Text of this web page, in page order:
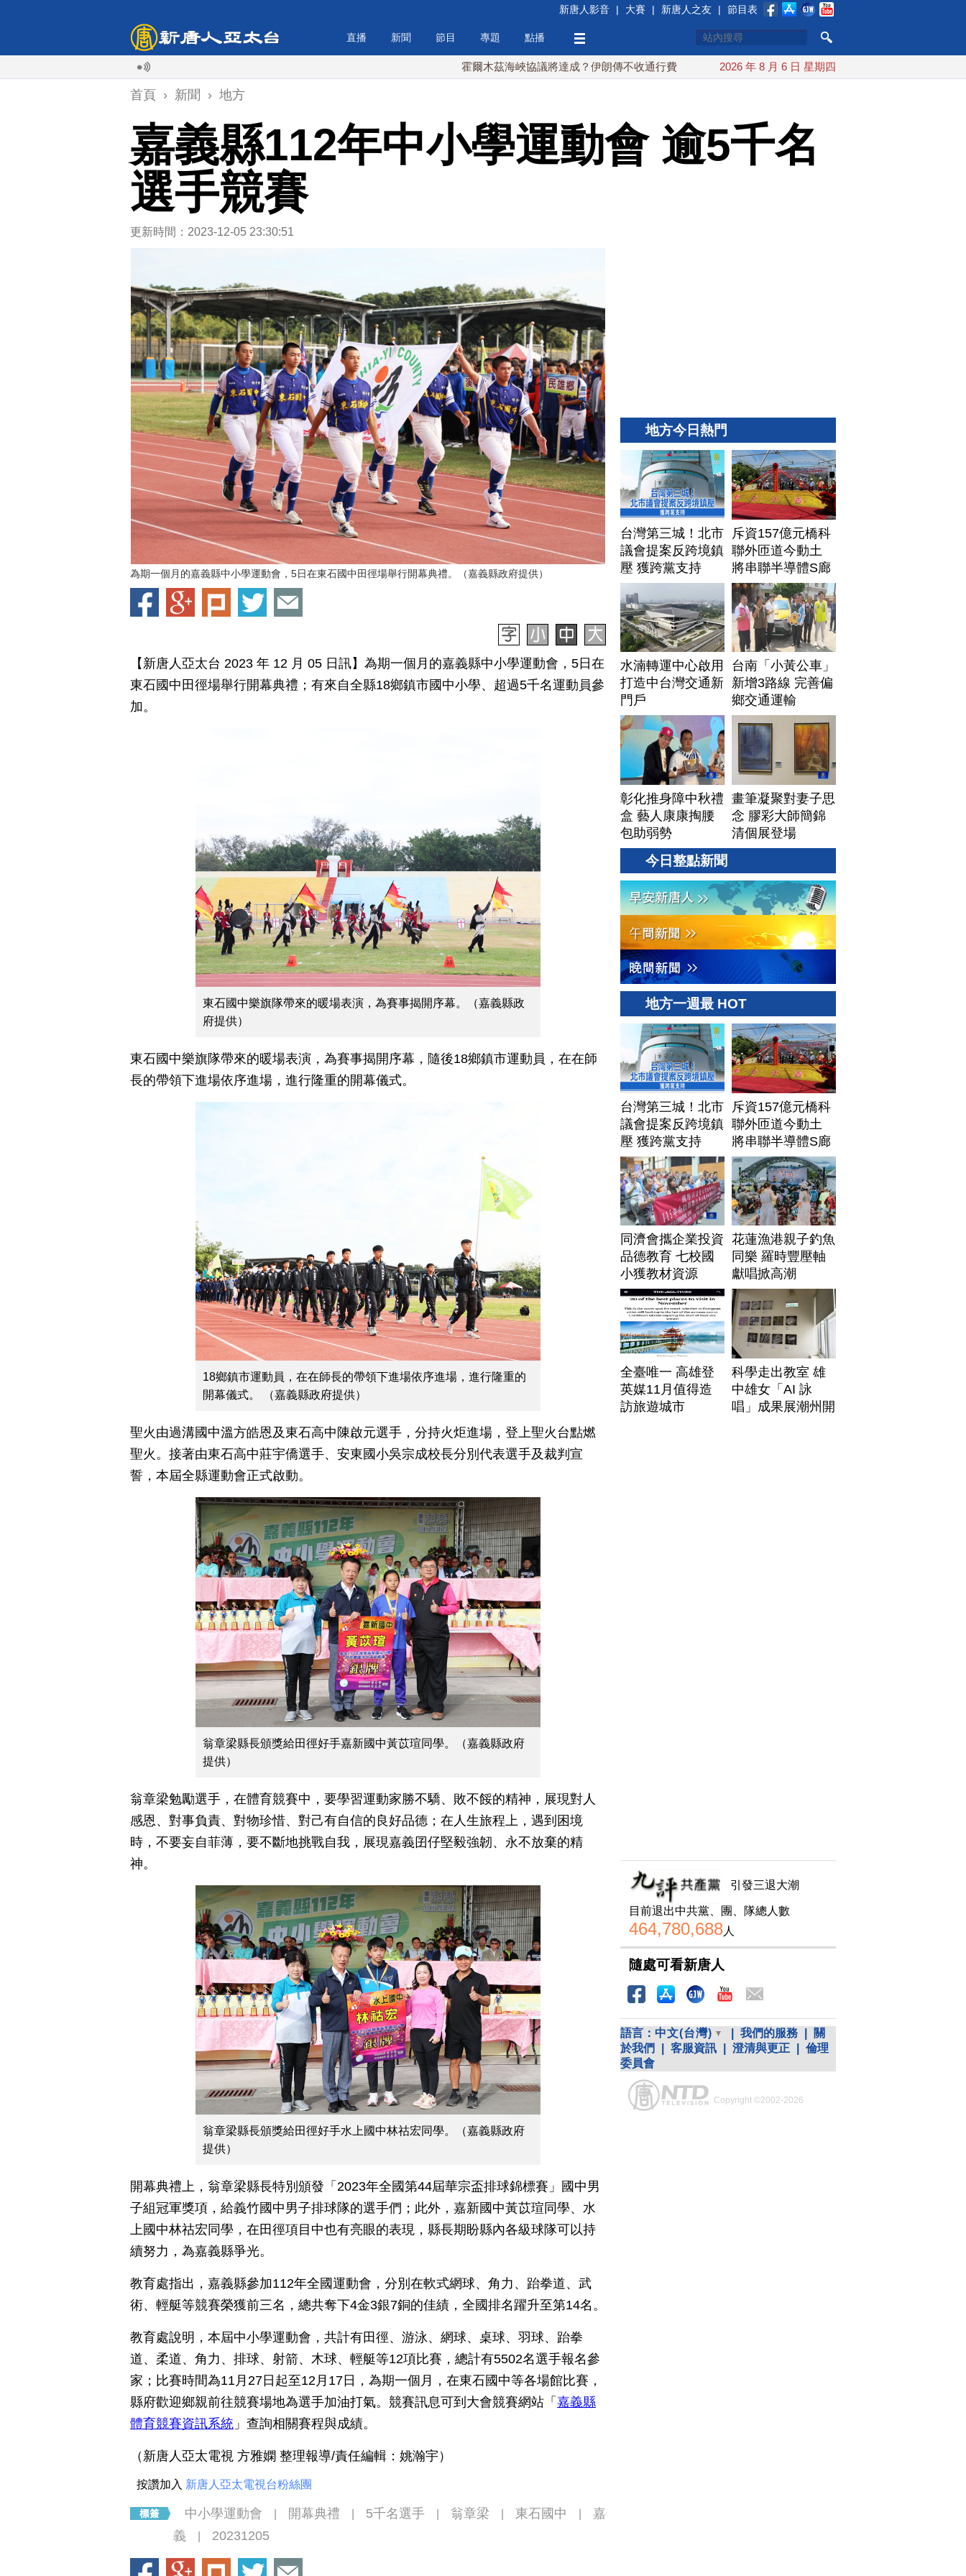
新唐人影音 | 大賽 | 新唐人之友 | 節目表
直播 新聞 節目 專題 點播
霍爾木茲海峽協議將達成？伊朗傳不收通行費 配合漢光 總統賴清德親登雲豹前進圓山指揮所
2026 年 8 月 6 日 星期四
首頁 › 新聞 › 地方
嘉義縣112年中小學運動會 逾5千名
選手競賽
更新時間：2023-12-05 23:30:51
為期一個月的嘉義縣中小學運動會，5日在東石國中田徑場舉行開幕典禮。（嘉義縣政府提供）
【新唐人亞太台 2023 年 12 月 05 日訊】為期一個月的嘉義縣中小學運動會，5日在
東石國中田徑場舉行開幕典禮；有來自全縣18鄉鎮市國中小學、超過5千名運動員參
加。
東石國中樂旗隊帶來的暖場表演，為賽事揭開序幕。（嘉義縣政
府提供）
東石國中樂旗隊帶來的暖場表演，為賽事揭開序幕，隨後18鄉鎮市運動員，在在師
長的帶領下進場依序進場，進行隆重的開幕儀式。
18鄉鎮市運動員，在在師長的帶領下進場依序進場，進行隆重的
開幕儀式。 （嘉義縣政府提供）
聖火由過溝國中溫方皓恩及東石高中陳啟元選手，分持火炬進場，登上聖火台點燃
聖火。接著由東石高中莊宇僑選手、安東國小吳宗成校長分別代表選手及裁判宣
誓，本屆全縣運動會正式啟動。
翁章梁縣長頒獎給田徑好手嘉新國中黃苡瑄同學。（嘉義縣政府
提供）
翁章梁勉勵選手，在體育競賽中，要學習運動家勝不驕、敗不餒的精神，展現對人
感恩、對事負責、對物珍惜、對己有自信的良好品德；在人生旅程上，遇到困境
時，不要妄自菲薄，要不斷地挑戰自我，展現嘉義囝仔堅毅強韌、永不放棄的精
神。
翁章梁縣長頒獎給田徑好手水上國中林祜宏同學。（嘉義縣政府
提供）
開幕典禮上，翁章梁縣長特別頒發「2023年全國第44屆華宗盃排球錦標賽」國中男
子組冠軍獎項，給義竹國中男子排球隊的選手們；此外，嘉新國中黃苡瑄同學、水
上國中林祜宏同學，在田徑項目中也有亮眼的表現，縣長期盼縣內各級球隊可以持
續努力，為嘉義縣爭光。
教育處指出，嘉義縣參加112年全國運動會，分別在軟式網球、角力、跆拳道、武
術、輕艇等競賽榮獲前三名，總共奪下4金3銀7銅的佳績，全國排名躍升至第14名。
教育處說明，本屆中小學運動會，共計有田徑、游泳、網球、桌球、羽球、跆拳
道、柔道、角力、排球、射箭、木球、輕艇等12項比賽，總計有5502名選手報名參
家；比賽時間為11月27日起至12月17日，為期一個月，在東石國中等各場館比賽，
縣府歡迎鄉親前往競賽場地為選手加油打氣。競賽訊息可到大會競賽網站「 嘉義縣
體育競賽資訊系統 」查詢相關賽程與成績。
（新唐人亞太電視 方雅嫻 整理報導/責任編輯：姚瀚宇）
按讚加入 新唐人亞太電視台粉絲團
中小學運動會 開幕典禮 5千名選手 翁章梁 東石國中
嘉
義
20231205
地方今日熱門
台灣第三城！北市
議會提案反跨境鎮
壓 獲跨黨支持
斥資157億元橋科
聯外匝道今動土
將串聯半導體S廊
帶
水湳轉運中心啟用
打造中台灣交通新
門戶
台南「小黃公車」
新增3路線 完善偏
鄉交通運輸
彰化推身障中秋禮
盒 藝人康康掏腰
包助弱勢
畫筆凝聚對妻子思
念 膠彩大師簡錦
清個展登場
今日整點新聞
地方一週最 HOT
台灣第三城！北市
議會提案反跨境鎮
壓 獲跨黨支持
斥資157億元橋科
聯外匝道今動土
將串聯半導體S廊
帶
同濟會攜企業投資
品德教育 七校國
小獲教材資源
花蓮漁港親子釣魚
同樂 羅時豐壓軸
獻唱掀高潮
全臺唯一 高雄登
英媒11月值得造
訪旅遊城市
科學走出教室 雄
中雄女「AI 詠
唱」成果展潮州開
引發三退大潮
目前退出中共黨、團、隊總人數
464,780,688人
隨處可看新唐人
語言： 中文(台灣) 我們的服務
關
於我們
客服資訊 澄清與更正
倫理
委員會
Copyright ©2002-2026